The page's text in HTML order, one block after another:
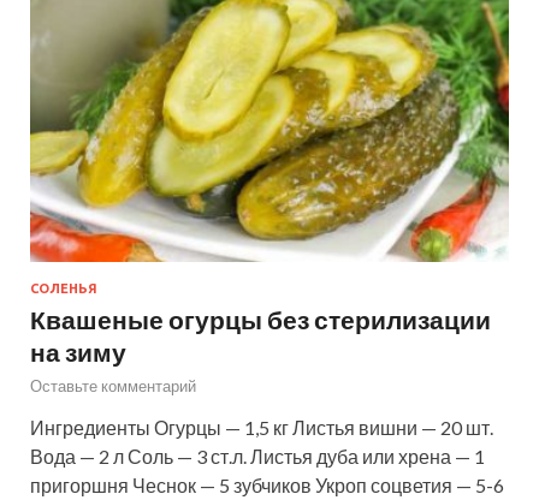
СОЛЕНЬЯ
Квашеные огурцы без стерилизации
на зиму
Оставьте комментарий
Ингредиенты Огурцы — 1,5 кг Листья вишни — 20 шт.
Вода — 2 л Соль — 3 ст.л. Листья дуба или хрена — 1
пригоршня Чеснок — 5 зубчиков Укроп соцветия — 5-6